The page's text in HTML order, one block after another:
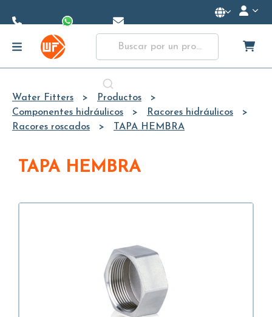
Content
Water Fitters
Productos
Componentes hidráulicos
Racores hidráulicos
Racores roscados
TAPA HEMBRA
TAPA HEMBRA